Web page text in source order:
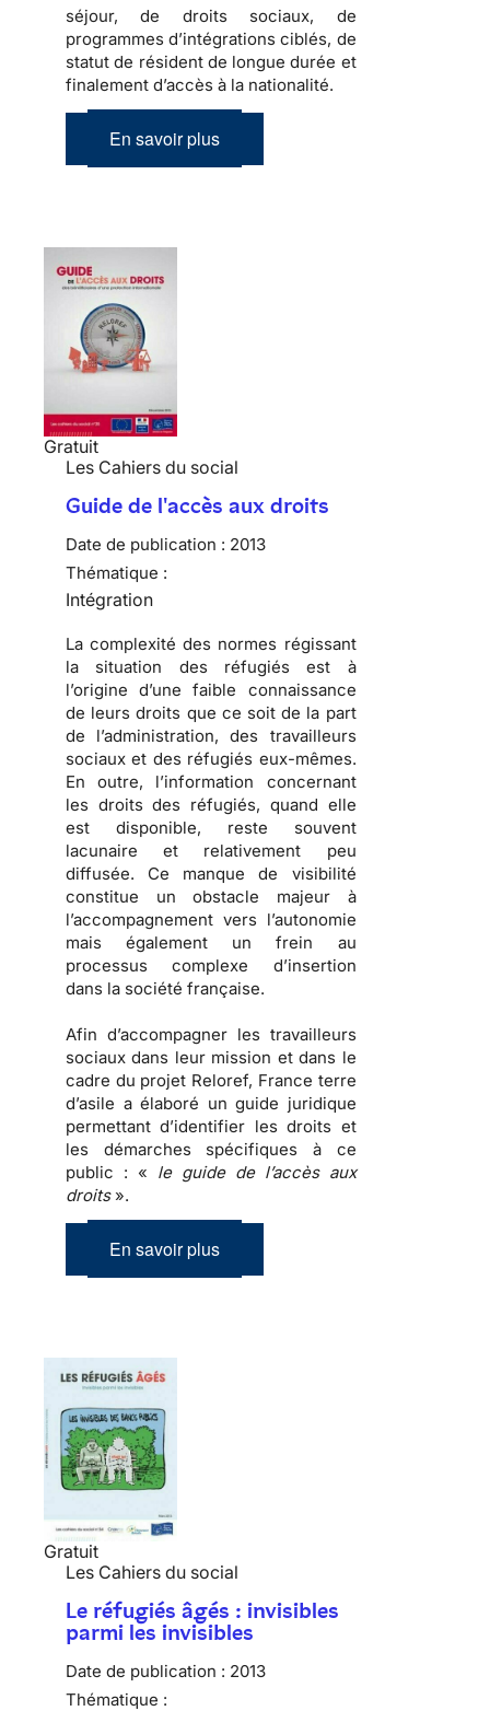
séjour, de droits sociaux, de
programmes d’intégrations ciblés, de
statut de résident de longue durée et
finalement d’accès à la nationalité.
En savoir plus
Gratuit
Les Cahiers du social
Guide de l'accès aux droits
Date de publication : 2013
Thématique :
Intégration
La complexité des normes régissant
la situation des réfugiés est à
l’origine d’une faible connaissance
de leurs droits que ce soit de la part
de l’administration, des travailleurs
sociaux et des réfugiés eux-mêmes.
En outre, l’information concernant
les droits des réfugiés, quand elle
est disponible, reste souvent
lacunaire et relativement peu
diffusée. Ce manque de visibilité
constitue un obstacle majeur à
l’accompagnement vers l’autonomie
mais également un frein au
processus complexe d’insertion
dans la société française.
Afin d’accompagner les travailleurs
sociaux dans leur mission et dans le
cadre du projet Reloref, France terre
d’asile a élaboré un guide juridique
permettant d’identifier les droits et
les démarches spécifiques à ce
public : « le guide de l’accès aux
droits».
En savoir plus
Gratuit
Les Cahiers du social
Le réfugiés âgés : invisibles
parmi les invisibles
Date de publication : 2013
Thématique :